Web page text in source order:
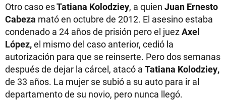
Otro caso esTatiana Kolodziey, a quien Juan Ernesto
Cabeza mató en octubre de 2012. El asesino estaba
condenado a 24 años de prisión pero el juezAxel
López,el mismo del caso anterior, cedió la
autorización para que se reinserte. Pero dos semanas
después de dejar la cárcel, atacó a Tatiana Kolodziey,
de 33 años. La mujer se subió a su auto para ir al
departamento de su novio, pero nunca llegó.